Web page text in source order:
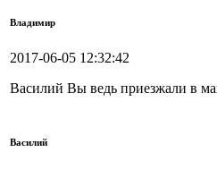
Владимир
2017-06-05 12:32:42
Василий Вы ведь приезжали в
Василий